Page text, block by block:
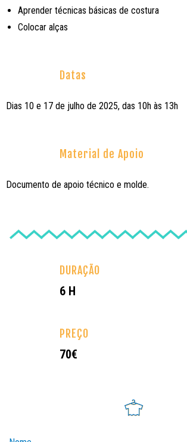
Aprender técnicas básicas de costura
Colocar alças
Datas
Dias 10 e 17 de julho de 2025, das 10h às 13h
Material de Apoio
Documento de apoio técnico e molde.
DURAÇÃO
6 H
PREÇO
70€